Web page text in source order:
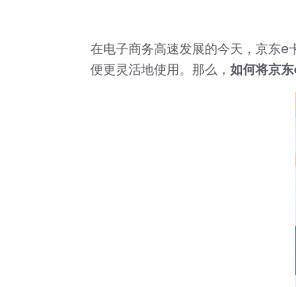
在电子商务高速发展的今天，京东
便更灵活地使用。那么， 如何将京